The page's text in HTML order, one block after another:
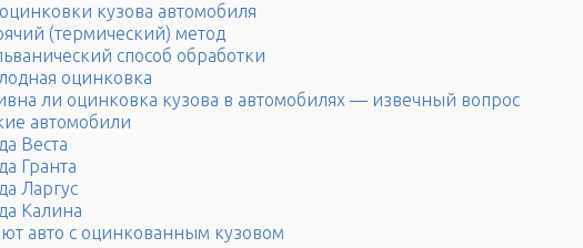
кузова автомобиля
(термический) метод
способ обработки
оцинковка
ли оцинковка кузова в автомобилях — извечный вопрос
автомобили
Веста
Гранта
Ларгус
Калина
авто с оцинкованным кузовом